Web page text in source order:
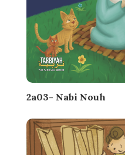
2a03- Nabi Nouh